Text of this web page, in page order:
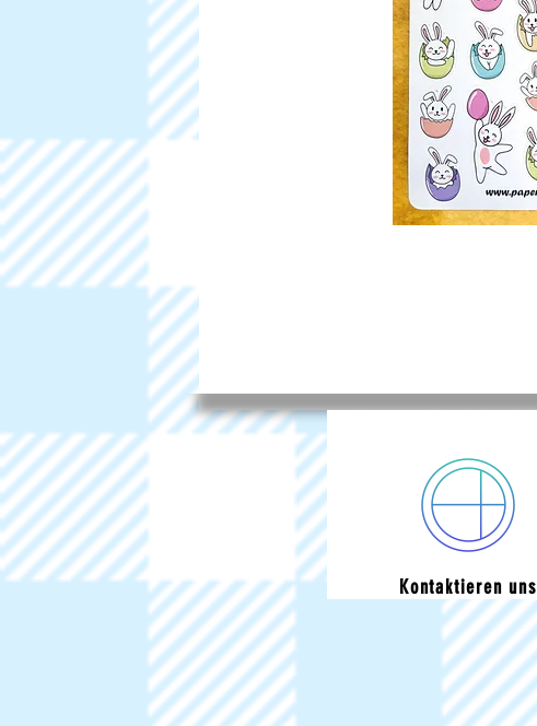
Kontaktieren uns